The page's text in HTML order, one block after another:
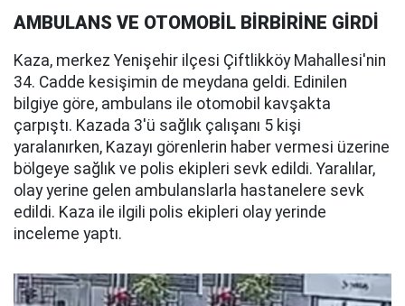
AMBULANS VE OTOMOBİL BİRBİRİNE GİRDİ
Kaza, merkez Yenişehir ilçesi Çiftlikköy Mahallesi'nin
34. Cadde kesişimin de meydana geldi. Edinilen
bilgiye göre, ambulans ile otomobil kavşakta
çarpıştı. Kazada 3'ü sağlık çalışanı 5 kişi
yaralanırken, Kazayı görenlerin haber vermesi üzerine
bölgeye sağlık ve polis ekipleri sevk edildi. Yaralılar,
olay yerine gelen ambulanslarla hastanelere sevk
edildi. Kaza ile ilgili polis ekipleri olay yerinde
inceleme yaptı.